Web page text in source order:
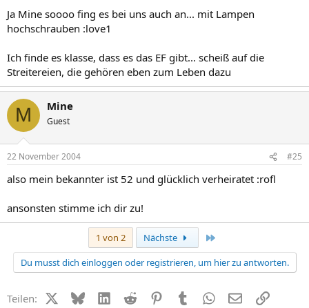
Ja Mine soooo fing es bei uns auch an... mit Lampen
hochschrauben :love1
Ich finde es klasse, dass es das EF gibt... scheiß auf die
Streitereien, die gehören eben zum Leben dazu
M Mine
Guest
22 November 2004 #25
also mein bekannter ist 52 und glücklich verheiratet :rofl
ansonsten stimme ich dir zu!
1 von 2 Nächste
Du musst dich einloggen oder registrieren, um hier zu antworten.
Teilen: X (Twitter)
BlueskyLinkedIn
Reddit PinterestTumblr WhatsApp
E-MailLink